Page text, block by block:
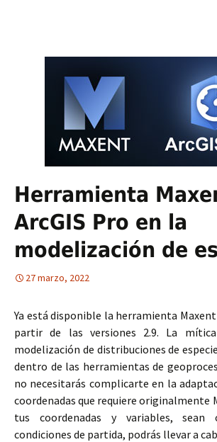
Herramienta
ArcGIS Pro en la
modelización de
27 marzo, 2022
Ya está disponible la herramienta Maxent
partir de las versiones 2.9. La
modelización de distribuciones de
dentro de las herramientas de
no necesitarás complicarte en la
coordenadas que requiere originalmente
tus coordenadas y variables, sean
condiciones de partida, podrás llevar a